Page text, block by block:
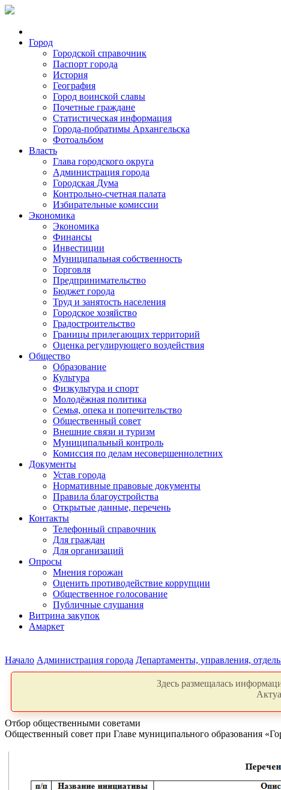
Город
Городской справочник
Паспорт города
История
География
Город воинской славы
Почетные граждане
Статистическая информация
Города-побратимы Архангельска
Фотоальбом
Власть
Глава городского округа
Администрация города
Городская Дума
Контрольно-счетная палата
Избирательные комиссии
Экономика
Экономика
Финансы
Инвестиции
Муниципальная собственность
Торговля
Предпринимательство
Бюджет города
Труд и занятость населения
Городское хозяйство
Градостроительство
Границы прилегающих территорий
Оценка регулирующего воздействия
Общество
Образование
Культура
Физкультура и спорт
Молодёжная политика
Семья, опека и попечительство
Общественный совет
Внешние связи и туризм
Муниципальный контроль
Комиссия по делам несовершеннолетних
Документы
Устав города
Нормативные правовые документы
Правила благоустройства
Открытые данные, перечень
Контакты
Телефонный справочник
Для граждан
Для организаций
Опросы
Мнения горожан
Оценить противодействие коррупции
Общественное голосование
Публичные слушания
Витрина закупок
Амаркет
Начало Администрация города Департаменты, управления,
Здесь размещалась
Отбор общественными советами
Общественный совет при Главе муниципального образования